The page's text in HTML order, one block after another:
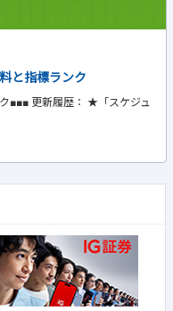
と指標ランク
■■■ 更新履歴： ★「スケジュ